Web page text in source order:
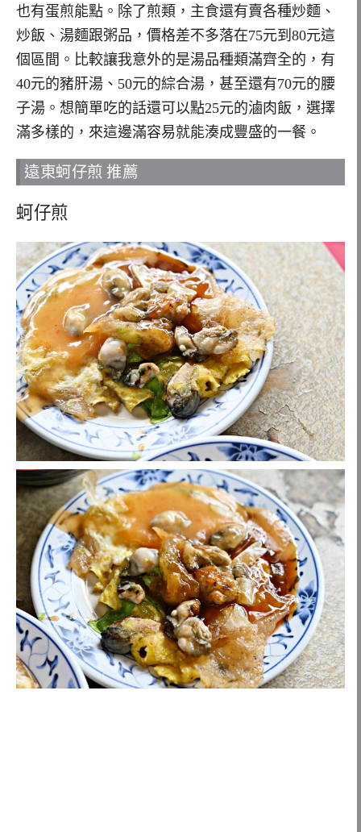
也有蛋煎能點。除了煎類，主食還有賣各種炒麵、
炒飯、湯麵跟粥品，價格差不多落在75元到80元這
個區間。比較讓我意外的是湯品種類滿齊全的，有
40元的豬肝湯、50元的綜合湯，甚至還有70元的腰
子湯。想簡單吃的話還可以點25元的滷肉飯，選擇
滿多樣的，來這邊滿容易就能湊成豐盛的一餐。
遠東蚵仔煎 推薦
蚵仔煎